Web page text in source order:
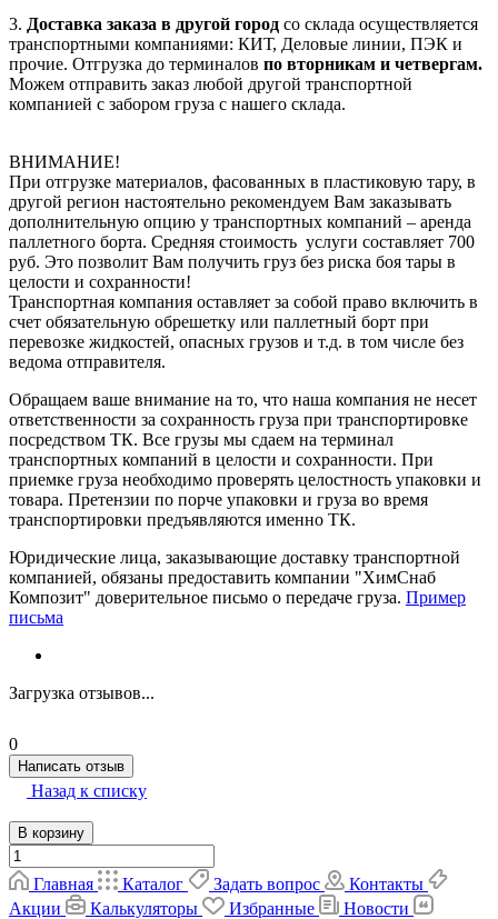
3. Доставка заказа в другой город со склада осуществляется
транспортными компаниями: КИТ, Деловые линии, ПЭК и
прочие. Отгрузка до терминалов по вторникам и четвергам.
Можем отправить заказ любой другой транспортной
компанией с забором груза с нашего склада.
ВНИМАНИЕ!
При отгрузке материалов, фасованных в пластиковую тару, в
другой регион настоятельно рекомендуем Вам заказывать
дополнительную опцию у транспортных компаний – аренда
паллетного борта. Средняя стоимость услуги составляет 700
руб. Это позволит Вам получить груз без риска боя тары в
целости и сохранности!
Транспортная компания оставляет за собой право включить в
счет обязательную обрешетку или паллетный борт при
перевозке жидкостей, опасных грузов и т.д. в том числе без
ведома отправителя.
Обращаем ваше внимание на то, что наша компания не несет
ответственности за сохранность груза при транспортировке
посредством ТК. Все грузы мы сдаем на терминал
транспортных компаний в целости и сохранности. При
приемке груза необходимо проверять целостность упаковки и
товара. Претензии по порче упаковки и груза во время
транспортировки предъявляются именно ТК.
Юридические лица, заказывающие доставку транспортной
компанией, обязаны предоставить компании "ХимСнаб
Композит" доверительное письмо о передаче груза. Пример
письма
Загрузка отзывов...
0
Написать отзыв
Назад к списку
В корзину
Главная Каталог Задать вопрос
Контакты
Акции
Калькуляторы Избранные
Новости